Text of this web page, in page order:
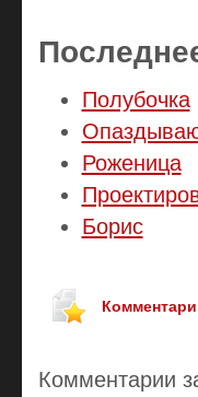
Полубочка
Роженица
Борис
Комментарии